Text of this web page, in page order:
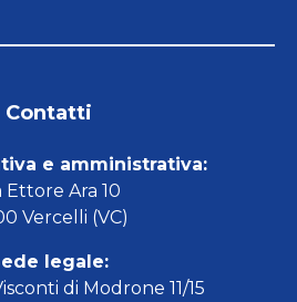
Contatti
e amministrativa:
Ettore Ara 10
Vercelli (VC)
legale:
di Modrone 11/15